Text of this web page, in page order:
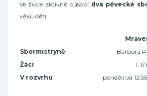
Ve škole aktivně působí dva pěvecké
věku dětí:
Sbormistryně
Barbora
Žáci
1.
V rozvrhu
pondělí od